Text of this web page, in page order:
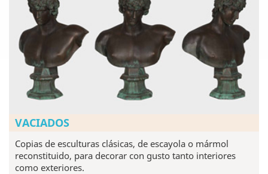
VACIADOS
Copias de esculturas clásicas, de escayola o mármol
reconstituido, para decorar con gusto tanto interiores
como exteriores.